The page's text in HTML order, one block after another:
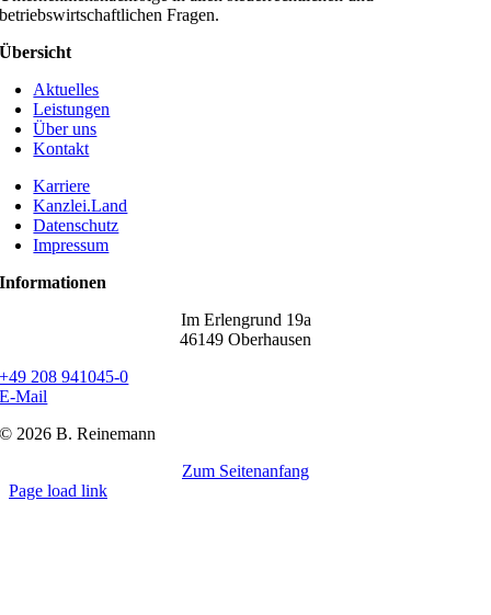
betriebswirtschaftlichen Fragen.
Übersicht
Aktuelles
Leistungen
Über uns
Kontakt
Karriere
Kanzlei.Land
Datenschutz
Impressum
Informationen
Im Erlengrund 19a
46149 Oberhausen
+49 208 941045-0
E-Mail
© 2026 B. Reinemann
Zum Seitenanfang
Page load link